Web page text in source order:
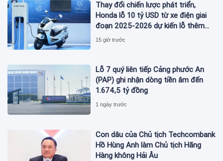
Thay đổi chiến lược phát triển,
Honda lỗ 10 tỷ USD từ xe điện giai
đoạn 2025-2026 dự kiến lỗ thêm
3,3 tỷ USD giai đoạn 2026-2027
15 giờ trước
Lỗ 7 quý liên tiếp Cảng phước An
(PAP) ghi nhận dòng tiền âm đến
1.674,5 tỷ đồng
1 ngày trước
Con dâu của Chủ tịch Techcombank
Hồ Hùng Anh làm Chủ tịch Hãng
Hàng không Hải Âu